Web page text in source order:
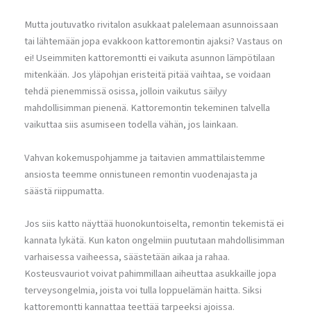
Mutta joutuvatko rivitalon asukkaat palelemaan asunnoissaan
tai lähtemään jopa evakkoon kattoremontin ajaksi? Vastaus on
ei! Useimmiten kattoremontti ei vaikuta asunnon lämpötilaan
mitenkään. Jos yläpohjan eristeitä pitää vaihtaa, se voidaan
tehdä pienemmissä osissa, jolloin vaikutus säilyy
mahdollisimman pienenä. Kattoremontin tekeminen talvella
vaikuttaa siis asumiseen todella vähän, jos lainkaan.
Vahvan kokemuspohjamme ja taitavien ammattilaistemme
ansiosta teemme onnistuneen remontin vuodenajasta ja
säästä riippumatta.
Jos siis katto näyttää huonokuntoiselta, remontin tekemistä ei
kannata lykätä. Kun katon ongelmiin puututaan mahdollisimman
varhaisessa vaiheessa, säästetään aikaa ja rahaa.
Kosteusvauriot voivat pahimmillaan aiheuttaa asukkaille jopa
terveysongelmia, joista voi tulla loppuelämän haitta. Siksi
kattoremontti kannattaa teettää tarpeeksi ajoissa.